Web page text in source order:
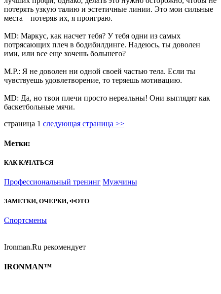
потерять узкую талию и эстетичные линии. Это мои сильные
места – потеряв их, я проиграю.
MD: Маркус, как насчет тебя? У тебя одни из самых
потрясающих плеч в бодибилдинге. Надеюсь, ты доволен
ими, или все еще хочешь большего?
М.Р.: Я не доволен ни одной своей частью тела. Если ты
чувствуешь удовлетворение, то теряешь мотивацию.
MD: Да, но твои плечи просто нереальны! Они выглядят как
баскетбольные мячи.
страница 1 следующая страница >>
Метки:
КАК КАЧАТЬСЯ
Профессиональный тренинг Мужчины
ЗАМЕТКИ, ОЧЕРКИ, ФОТО
Спортсмены
Ironman.Ru рекомендует
IRONMAN™